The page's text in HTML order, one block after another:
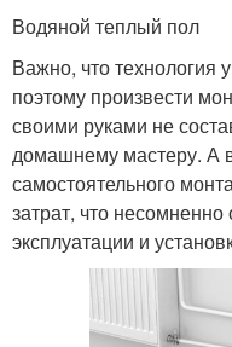
Водяной теплый пол
Важно, что технология
поэтому произвести
своими руками не
домашнему мастеру. А
самостоятельного
затрат, что
эксплуатации и